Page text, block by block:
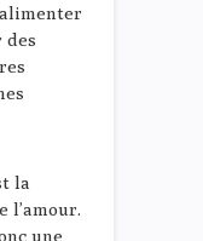
des
la
l’amour.
une